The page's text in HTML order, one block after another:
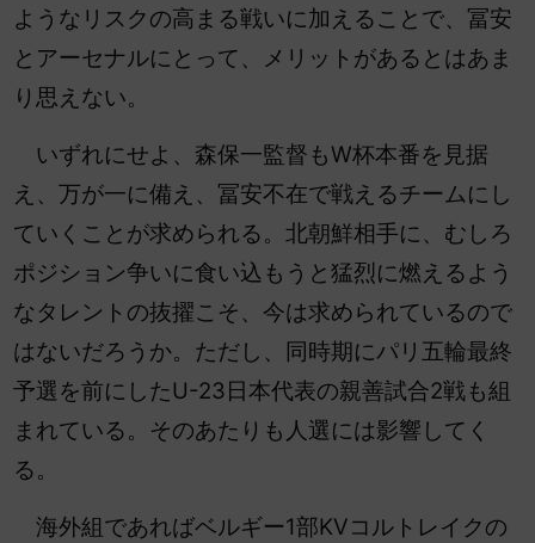
ようなリスクの高まる戦いに加えることで、冨安
とアーセナルにとって、メリットがあるとはあま
り思えない。
いずれにせよ、森保一監督もW杯本番を見据
え、万が一に備え、冨安不在で戦えるチームにし
ていくことが求められる。北朝鮮相手に、むしろ
ポジション争いに食い込もうと猛烈に燃えるよう
なタレントの抜擢こそ、今は求められているので
はないだろうか。 ただし、同時期にパリ五輪最終
予選を前にしたU-23日本代表の親善試合2戦も組
まれている。そのあたりも人選には影響してく
る。
海外組であればベルギー1部KVコルトレイクの